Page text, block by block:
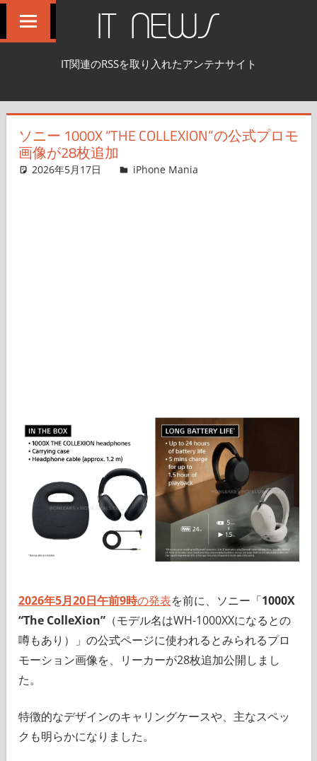
へ
IT NEWS
IT関連のRSSを取り入れたアンテナサイト
ソニー 1000X “THE COLLEXION”の公式プロモ
画像が28枚追加
2026年5月17日 FT729
iPhone Mania
2026年5月20日午前9時の発表を前に、ソニー「1000X
“The ColleXion”（モデル名はWH-1000XXになるとの
噂もあり）」の公式ページに使われるとみられるプロ
モーション画像を、リーカーが28枚追加公開しまし
た。
特徴的なデザインのキャリングケースや、主なスペッ
クも明らかになりました。